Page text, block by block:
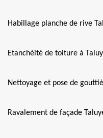
Habillage planche de rive
Etanchéité de toiture à
Nettoyage et pose de
Ravalement de façade